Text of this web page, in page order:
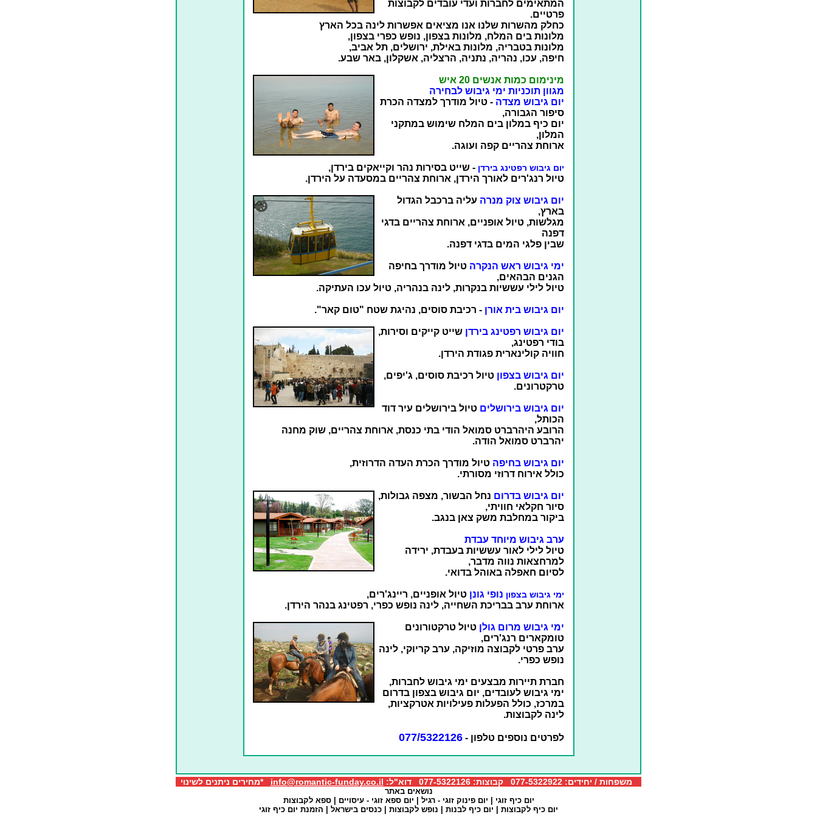
המתאימים לחברות ועדי עובדים לקבוצות
פרטיים.
כחלק מהשרות שלנו אנו מציאים אפשרות לינה בכל הארץ
מלונות בים המלח, מלונות בצפון, נופש כפרי בצפון,
מלונות בטבריה, מלונות באילת, ירושלים, תל אביב,
חיפה, עכו, נהריה, נתניה, הרצליה, אשקלון, באר שבע.
מינימום כמות אנשים 20 איש
מגוון תוכניות ימי גיבוש לבחירה
יום גיבוש מצדה - טיול מודרך למצדה הכרת
סיפור הגבורה,
יום כיף במלון בים המלח שימוש במתקני
המלון,
ארוחת צהריים קפה ועוגה.
יום גיבוש רפטינג בירדן - שייט בסירות נהר וקייאקים בירדן,
טיול רנג'רים לאורך הירדן, ארוחת צהריים במסעדה על הירדן.
יום גיבוש צוק מנרה עליה ברכבל הגדול
בארץ,
מגלשות, טיול אופניים, ארוחת צהריים בדגי
דפנה
שבין פלגי המים בדגי דפנה.
ימי גיבוש ראש הנקרה טיול מודרך בחיפה
הגנים הבהאים,
טיול לילי עששיות בנקרות, לינה בנהריה, טיול עכו העתיקה.
יום גיבוש בית אורן - רכיבת סוסים, נהיגת שטח "טום קאר".
יום גיבוש רפטינג בירדן שייט קייקים וסירות,
בודי רפטינג,
חוויה קולינארית פגודת הירדן.
יום גיבוש בצפון טיול רכיבת סוסים, ג'יפים,
טרקטרונים.
יום גיבוש בירושלים טיול בירושלים עיר דוד
הכותל,
הרובע היהרברט סמואל הודי בתי כנסת, ארוחת צהריים, שוק מחנה
יהרברט סמואל הודה.
יום גיבוש בחיפה טיול מודרך הכרת העדה הדרוזית,
כולל אירוח דרוזי מסורתי.
יום גיבוש בדרום נחל הבשור, מצפה גבולות,
סיור חקלאי חוויתי,
ביקור במחלבת משק צאן בנגב.
ערב גיבוש מיוחד עבדת
טיול לילי לאור עששיות בעבדת, ירידה
למרחצאות נווה מדבר,
לסיום חאפלה באוהל בדואי.
ימי גיבוש בצפון נופי גונן טיול אופניים, ריינג'רים,
ארוחת ערב בבריכת השחייה, לינה נופש כפרי, רפטינג בנהר הירדן.
ימי גיבוש מרום גולן טיול טרקטורונים
טומקארים רנג'רים,
ערב פרטי לקבוצה מוזיקה, ערב קריוקי, לינה
נופש כפרי.
חברת תיירות מבצעים ימי גיבוש לחברות,
ימי גיבוש לעובדים, יום גיבוש בצפון בדרום
במרכז, כולל הפעלות פעילויות אטרקציות,
לינה לקבוצות.
לפרטים נוספים טלפון - 077/5322126
משפחות / יחידים: 077-5322922 קבוצות: 077-5322126 דוא"ל: info@romantic-funday.co.il *מחירים ניתנים לשינוי
נושאים באתר
יום כיף זוגי
יום פינוק זוגי - רגיל | יום ספא זוגי - עיסויים |ספא לקבוצות
יום כיף לקבוצות
יום כיף לבנות נופש לקבוצות כנסים בישראל הזמנת יום כיף זוגי